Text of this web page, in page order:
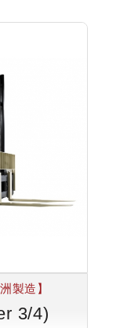
製造】
3/4)